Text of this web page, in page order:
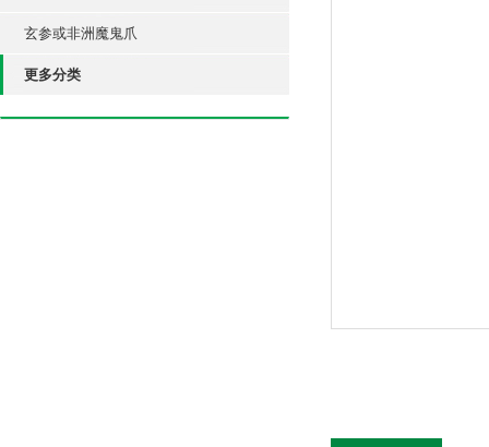
玄参或非洲魔鬼爪
更多分类